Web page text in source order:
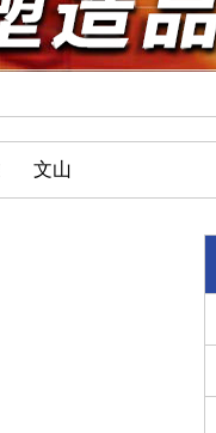
文山